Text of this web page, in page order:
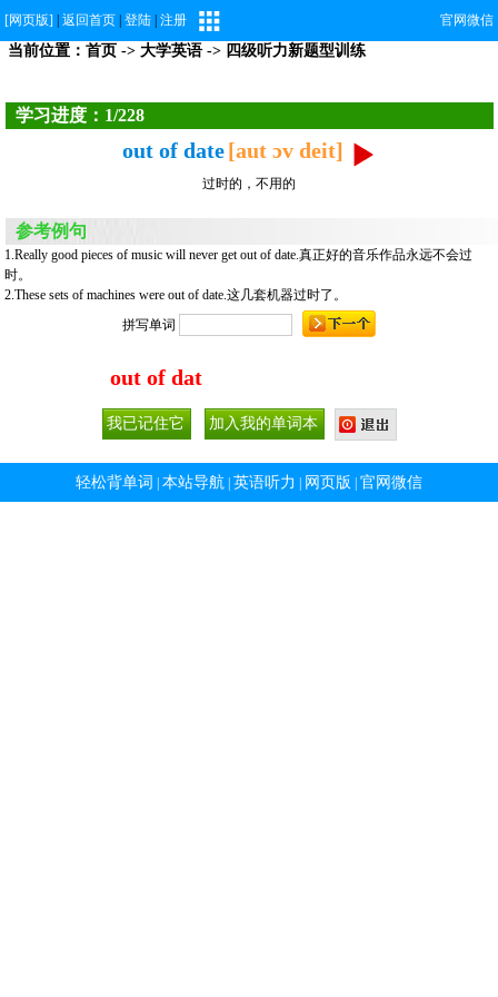
[网页版] 返回首页 登陆 注册 官网微信
当前位置： 首页-> 大学英语-> 四级听力新题型训练
学习进度：1/228
out of date[aut ɔv deit]
过时的，不用的
参考例句
1.Really good pieces of music will never get out of date.真正好的音乐作品永远不会过
时。
2.These sets of machines were out of date.这几套机器过时了。
拼写单词
out of dat
轻松背单词 本站导航 英语听力 网页版 官网微信